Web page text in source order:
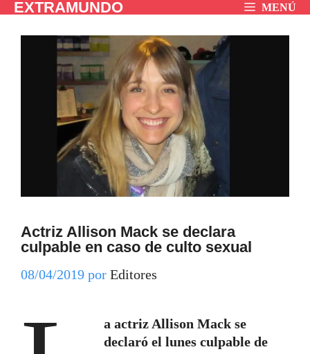
SaltarEXTRAMUNDO MENÚ
Actriz Allison Mack se declara
culpable en caso de culto sexual
08/04/2019 por Editores
a actriz Allison Mack se
declaró el lunes culpable de